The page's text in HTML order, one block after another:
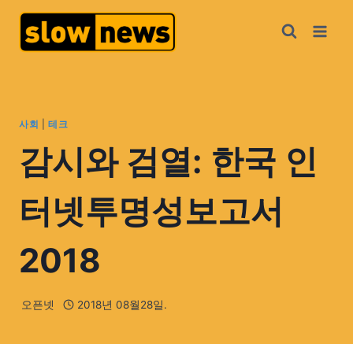
사회 테크
감시와 검열: 한국 인
터넷투명성보고서
2018
오픈넷 2018년 08월28일.